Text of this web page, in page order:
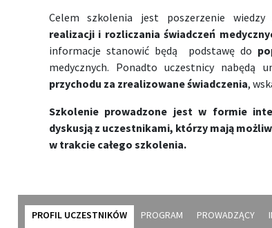
Celem szkolenia jest poszerzenie wiedzy
realizacji i rozliczania świadczeń
informacje stanowić będą podstawę do
medycznych. Ponadto uczestnicy nabędą
przychodu za zrealizowane świadczenia,
Szkolenie prowadzone jest w formie
dyskusją z uczestnikami, którzy mają
w trakcie całego szkolenia.
PROFIL UCZESTNIKÓW PROGRAM PROWADZĄCY